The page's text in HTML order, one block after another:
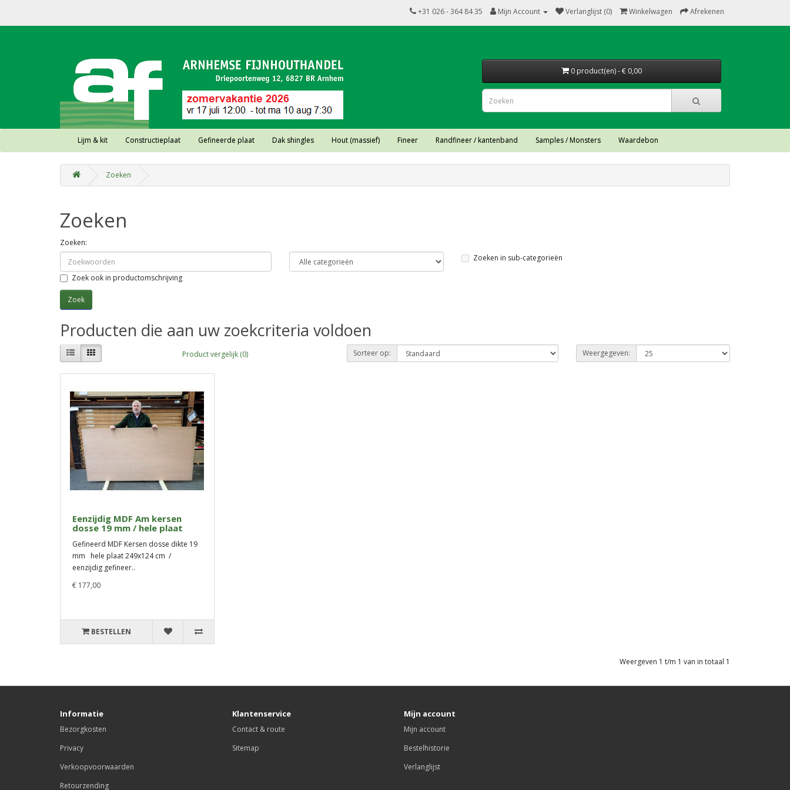
+31 026 - 364 84 35 Mijn Account Verlanglijst (0) Winkelwagen Afrekenen
0 product(en) - € 0,00
Lijm & kit Constructieplaat Gefineerde plaat Dak shingles Hout (massief) Fineer Randfineer / kantenband Samples / Monsters Waardebon
Zoeken
Zoeken
Zoeken:
Zoeken in sub-categorieën
Zoek ook in productomschrijving
Producten die aan uw zoekcriteria voldoen
Product vergelijk (0) Sorteer op: Weergegeven:
Eenzijdig MDF Am kersen
dosse 19 mm / hele plaat
Gefineerd MDF Kersen dosse dikte 19
mm hele plaat 249x124 cm /
eenzijdig gefineer..
€ 177,00
BESTELLEN
Weergeven 1 t/m 1 van in totaal 1
Informatie
Bezorgkosten
Privacy
Verkoopvoorwaarden
Retourzending
Klantenservice
Contact & route
Sitemap
Mijn account
Mijn account
Bestelhistorie
Verlanglijst